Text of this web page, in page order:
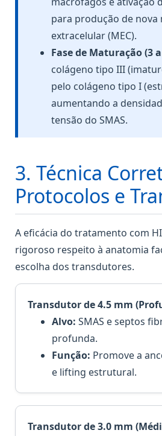
para produção de nova
extracelular (MEC).
Fase de Maturação (3
colágeno tipo III
pelo colágeno tipo I
aumentando a
tensão do SMAS.
3. Técnica
Protocolos e
A eficácia do tratamento com
rigoroso respeito à anatomia
escolha dos transdutores.
Transdutor de 4.5 mm
Alvo: SMAS e septos
profunda.
Função: Promove a
e lifting estrutural.
Transdutor de 3.0 mm